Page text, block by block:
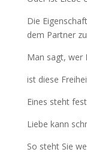
Die
dem Partner
Man sagt, wer
ist diese
Eines steht
Liebe kann
So steht Sie